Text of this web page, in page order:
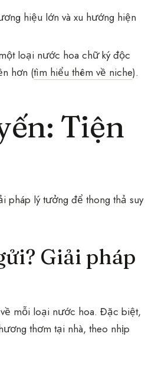
hiệu lớn và xu hướng hiện
loại nước hoa chữ ký độc
hơn (tìm hiểu thêm về niche).
Tiện
pháp lý tưởng để thong thả suy
Giải pháp
mỗi loại nước hoa. Đặc biệt,
thơm tại nhà, theo nhịp